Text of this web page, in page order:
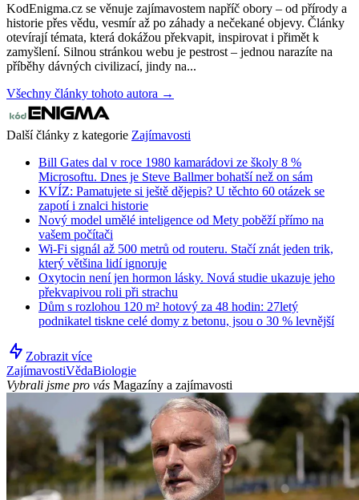
KodEnigma.cz se věnuje zajímavostem napříč obory – od přírody a
historie přes vědu, vesmír až po záhady a nečekané objevy. Články
otevírají témata, která dokážou překvapit, inspirovat i přimět k
zamyšlení. Silnou stránkou webu je pestrost – jednou narazíte na
příběhy dávných civilizací, jindy na...
Všechny články tohoto autora →
Další články z kategorie Zajímavosti
Bill Gates dal v roce 1980 kamarádovi ze školy 8 %
Microsoftu. Dnes je Steve Ballmer bohatší než on sám
KVÍZ: Pamatujete si ještě dějepis? U těchto 60 otázek se
zapotí i znalci historie
Nový model umělé inteligence od Mety poběží přímo na
vašem počítači
Wi-Fi signál až 500 metrů od routeru. Stačí znát jeden trik,
který většina lidí ignoruje
Oxytocin není jen hormon lásky. Nová studie ukazuje jeho
překvapivou roli při strachu
Dům s rozlohou 120 m² hotový za 48 hodin: 27letý
podnikatel tiskne celé domy z betonu, jsou o 30 % levnější
Zobrazit více
ZajímavostiVědaBiologie
Vybrali jsme pro vás Magazíny a zajímavosti